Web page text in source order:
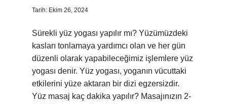
Tarih: Ekim 26, 2024
Sürekli yüz yogası yapılır mı? Yüzümüzdeki
kasları tonlamaya yardımcı olan ve her gün
düzenli olarak yapabileceğimiz işlemlere yüz
yogası denir. Yüz yogası, yoganın vücuttaki
etkilerini yüze aktaran bir dizi egzersizdir.
Yüz masaj kaç dakika yapılır? Masajınızın 2-